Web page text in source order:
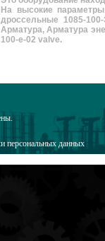
На высокие
дроссельные 1085-
Арматура, Арматура
100-e-02 valve.
персональных данных